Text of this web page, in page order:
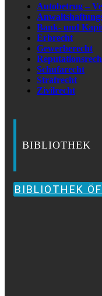
Autobetrug –
Bank- und
Erbrecht
Gewerberecht
Schufarecht
Strafrecht
Zivilrecht
BIBLIOTHEK
BIBLIOTHEK